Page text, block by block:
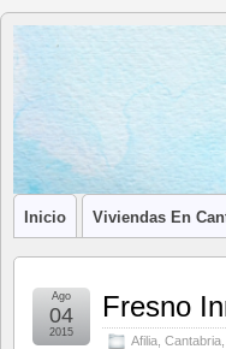
Blog de
Afilia
LA ASOCIACIÓN DE
Inicio Viviendas En
Fresno
Afilia Cantabria
Ago
04
2015